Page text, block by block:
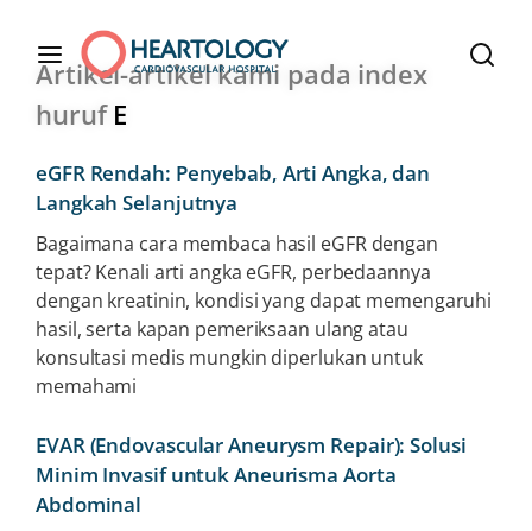
Artikel-artikel kami pada index
hurufE
eGFR Rendah: Penyebab, Arti Angka, dan
Langkah Selanjutnya
Bagaimana cara membaca hasil eGFR dengan
tepat? Kenali arti angka eGFR, perbedaannya
dengan kreatinin, kondisi yang dapat memengaruhi
hasil, serta kapan pemeriksaan ulang atau
konsultasi medis mungkin diperlukan untuk
memahami
EVAR (Endovascular Aneurysm Repair): Solusi
Minim Invasif untuk Aneurisma Aorta
Abdominal